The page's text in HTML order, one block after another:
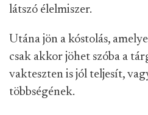
látszó élelmiszer.
Utána jön a kóstolás,
csak akkor jöhet szóba a
vakteszten is jól teljesít,
többségének.